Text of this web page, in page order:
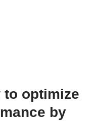
to optimize
by